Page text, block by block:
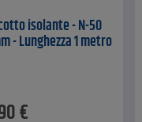
isolante - N-50
- Lunghezza 1 metro
€